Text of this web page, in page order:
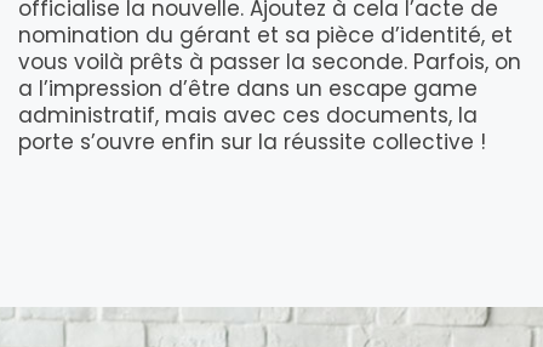
officialise la nouvelle. Ajoutez à cela l’acte de
nomination du gérant et sa pièce d’identité, et
vous voilà prêts à passer la seconde. Parfois, on
a l’impression d’être dans un escape game
administratif, mais avec ces documents, la
porte s’ouvre enfin sur la réussite collective !